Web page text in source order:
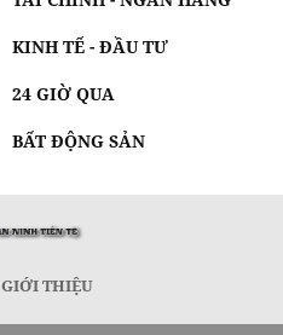
KINH TẾ - ĐẦU TƯ
24 GIỜ QUA
BẤT ĐỘNG SẢN
GIỚI THIỆU